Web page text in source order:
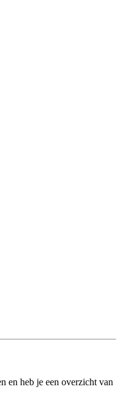
en heb je een overzicht van